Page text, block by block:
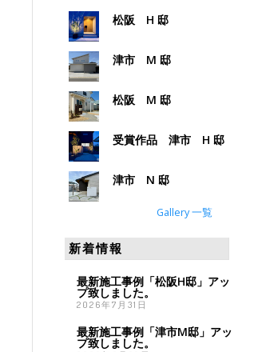
松阪 H 邸
津市 M 邸
松阪 M 邸
受賞作品 津市 H 邸
津市 N 邸
Gallery 一覧
新着情報
最新施工事例「松阪H邸」アッ
プ致しました。
2026年7月31日
最新施工事例「津市M邸」アッ
プ致しました。